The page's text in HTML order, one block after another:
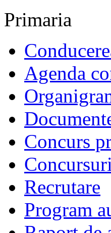
Primaria
Agenda
Concurs
Recrutare
Program